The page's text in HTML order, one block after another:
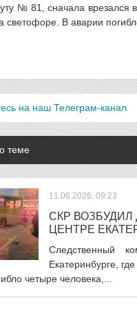
№ 81, сначала врезался
светофоре. В аварии
на наш Телеграм-канал
теме
11.06.2026, 09:23
СКР
ЦЕНТРЕ
Следственный
Екатеринбурге,
четыре человека,...